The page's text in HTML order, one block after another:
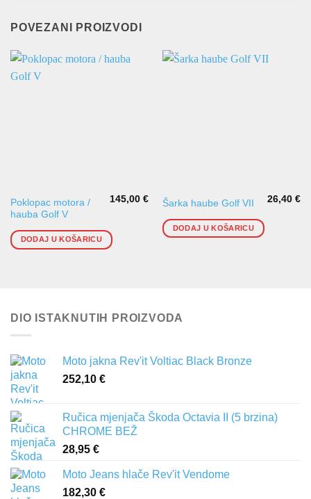
POVEZANI PROIZVODI
Poklopac motora /
hauba Golf V
145,00€
DODAJ U KOŠARICU
Šarka haube Golf VII 26,40€
DODAJ U KOŠARICU
DIO ISTAKNUTIH PROIZVODA
Moto jakna Rev'it Voltiac Black Bronze
252,10 €
Ručica mjenjača Škoda Octavia II (5 brzina)
CHROME BEŽ
28,95 €
Moto Jeans hlače Rev'it Vendome
182,30 €